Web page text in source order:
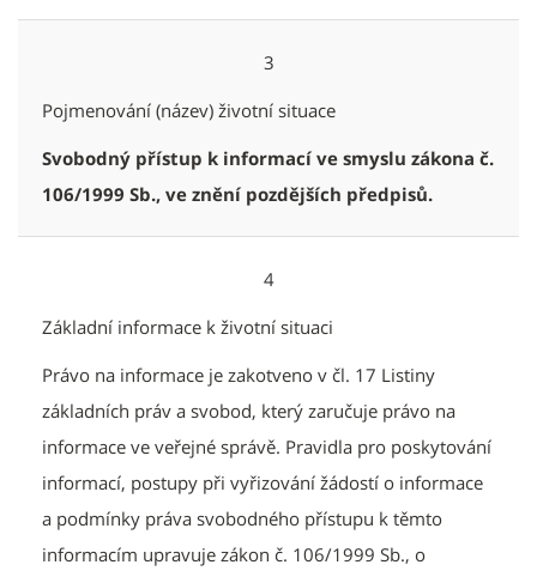
3
Pojmenování (název) životní situace
Svobodný přístup k informací ve smyslu zákona č.
106/1999 Sb., ve znění pozdějších předpisů.
4
Základní informace k životní situaci
Právo na informace je zakotveno v čl. 17 Listiny
základních práv a svobod, který zaručuje právo na
informace ve veřejné správě. Pravidla pro poskytování
informací, postupy při vyřizování žádostí o informace
a podmínky práva svobodného přístupu k těmto
informacím upravuje zákon č. 106/1999 Sb., o